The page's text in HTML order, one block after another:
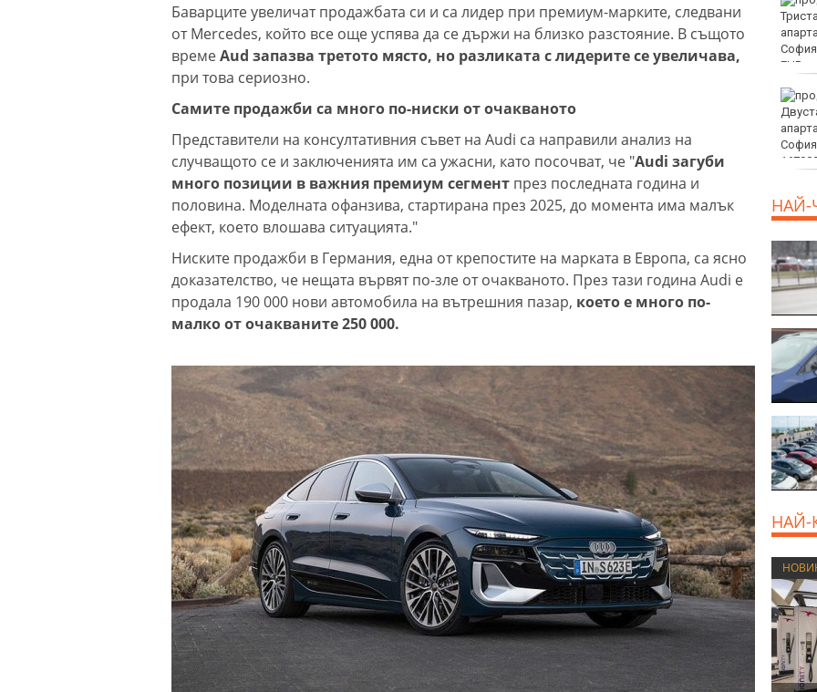
Баварците увеличат продажбата си и са лидер при премиум-марките, следвани
от Mercedes, който все още успява да се държи на близко разстояние. В същото
времеAud запазва третото място, но разликата с лидерите се увеличава,
при това сериозно.
Самите продажби са много по-ниски от очакваното
Представители на консултативния съвет на Audi са направили анализ на
случващото се и заключенията им са ужасни, като посочват, че "Audi загуби
много позиции в важния премиум сегмент през последната година и
половина. Моделната офанзива, стартирана през 2025, до момента има малък
ефект, което влошава ситуацията."
Ниските продажби в Германия, една от крепостите на марката в Европа, са ясно
доказателство, че нещата вървят по-зле от очакваното. През тази година Audi е
продала 190 000 нови автомобила на вътрешния пазар, което е много по-
малко от очакваните 250 000.
голямо име в
медицината
EUR
800
НАЙ-
НАЙ-